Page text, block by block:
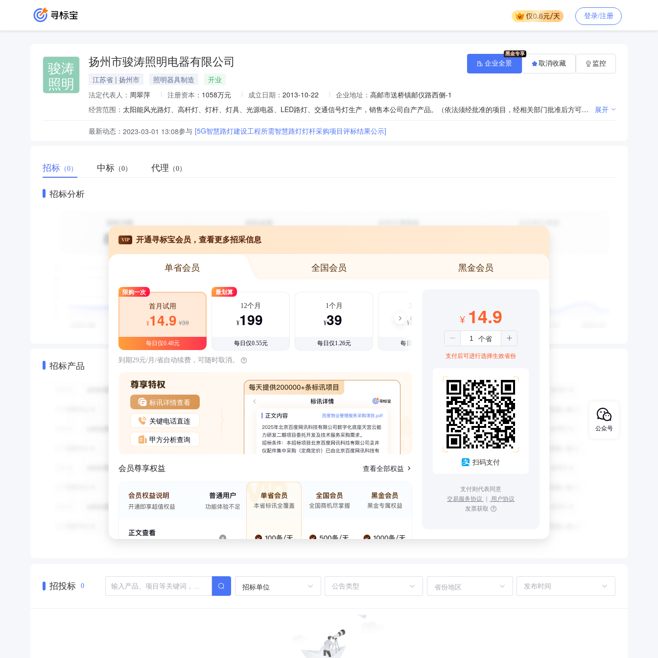
登录/注册
骏涛
照明
扬州市骏涛照明电器有限公司
江苏省 | 扬州市 照明器具制造
开业
法定代表人： 周翠萍 注册资本： 1058万元 成立日期： 2013-10-22 企业地址： 高邮市送桥镇邮仪路西侧-1
经营范围：
太阳能风光路灯、高杆灯、灯杆、灯具、光源电器、LED路灯、交通信号灯生产，销售本公司自产产品。（依法须经批准的项目，经相关部门批准后方可开展经营活动）许可项目：建设工程设计；各类工程建设活动；货物进出口；技术进出口；进出口代理（依法须经批准的项目，经相关部门批准后方可开展经营活动，具体经营项目以审批结果为准）一般项目：轨道交通通信信号系统开发；电气信号设备装置制造；交通及公共管理用标牌销售；光伏设备及元器件制造；半导体照明器件制造；照明器具制造；照明器具销售；金属材料销售；园林绿化工程施工；电池销售（除依法须经批准的项目外，凭营业执照依法自主开展经营活动） 展开
最新动态： 2023-03-01 13:08参与 [5G智慧路灯建设工程所需智慧路灯灯杆采购项目评标结果公示]
企业全景 取消收藏 监控
招标 （0） 中标 （0） 代理 （0）
招标分析
招标产品
VIP 开通寻标宝会员，查看更多招采信息
单省会员 全国会员 黑金会员
限购一次
首月试用
¥14.9 ¥39
每日仅0.48元
最划算
12个月
¥199
每日仅0.55元
1个月
¥39
每日仅1.26元
3个月
¥99
每日仅1.08元
到期29元/月/省自动续费，可随时取消。
标讯详情查看
关键电话直连
甲方分析查询
会员尊享权益 查看全部权益
¥ 14.9
支付后可进行选择生效省份
扫码支付
支付则代表同意
交易服务协议 ｜ 用户协议
发票获取
招投标 0 招标单位 省份地区
公众号